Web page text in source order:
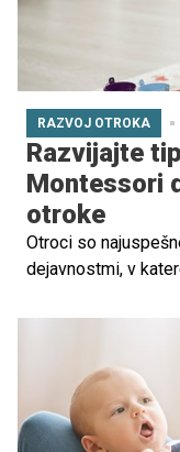
RAZVOJ OTROKA
Razvijajte
Montessori
otroke
Otroci so
dejavnostmi, v
pedagogika
dejavnosti, ki bodo